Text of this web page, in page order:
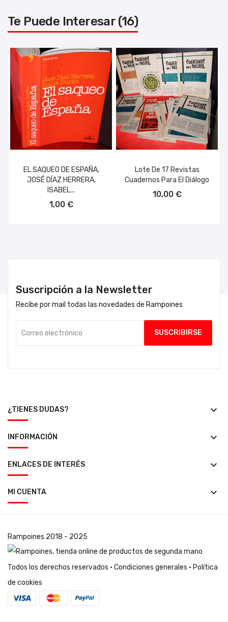
Te Puede Interesar (16)
EL SAQUEO DE ESPAÑA,
JOSÉ DÍAZ HERRERA,
ISABEL...
1,00 €
Lote De 17 Revistas
Cuadernos Para El Diálogo
10,00 €
Suscripción a la Newsletter
Recibe por mail todas las novedades de Rampoines
¿TIENES DUDAS? keyboard_arrow_down
INFORMACIÓN keyboard_arrow_down
ENLACES DE INTERÉS keyboard_arrow_down
MI CUENTA keyboard_arrow_down
Rampoines 2018 - 2025
Todos los derechos reservados · Condiciones generales · Política
de cookies